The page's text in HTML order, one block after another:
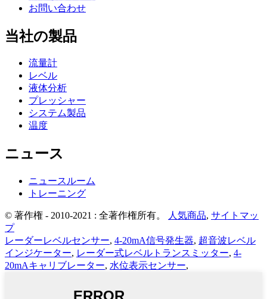
お問い合わせ
当社の製品
流量計
レベル
液体分析
プレッシャー
システム製品
温度
ニュース
ニュースルーム
トレーニング
© 著作権 - 2010-2021 : 全著作権所有。 人気商品, サイトマッ
プ
レーダーレベルセンサー, 4-20mA信号発生器, 超音波レベル
インジケーター, レーダー式レベルトランスミッター, 4-
20mAキャリブレーター, 水位表示センサー,